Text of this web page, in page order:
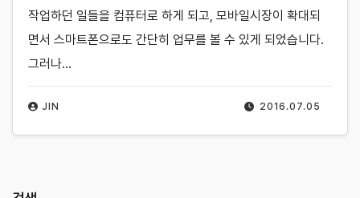
2016.07.05
JIN
작업하던 일들을 컴퓨터로 하게 되고, 모바일시장이 확대되
면서 스마트폰으로도 간단히 업무를 볼 수 있게 되었습니다.
그러나…